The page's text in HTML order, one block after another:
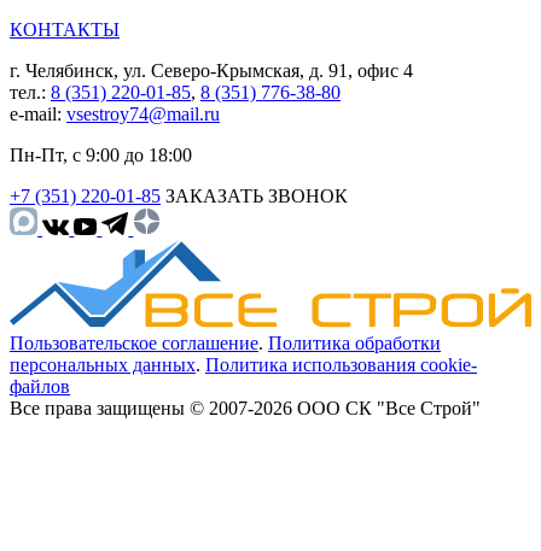
КОНТАКТЫ
г. Челябинск, ул. Северо-Крымская, д. 91, офис 4
тел.: 8 (351) 220-01-85, 8 (351) 776-38-80
e-mail: vsestroy74@mail.ru
Пн-Пт, с 9:00 до 18:00
+7 (351) 220-01-85 ЗАКАЗАТЬ ЗВОНОК
Пользовательское соглашение. Политика обработки
персональных данных. Политика использования cookie-
файлов
Все права защищены © 2007-2026 ООО СК "Все Строй"